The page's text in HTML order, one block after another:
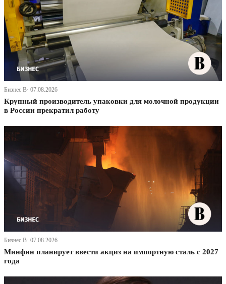
Бизнес В· 07.08.2026
Крупный производитель упаковки для молочной продукции
в России прекратил работу
Бизнес В· 07.08.2026
Минфин планирует ввести акциз на импортную сталь с 2027
года